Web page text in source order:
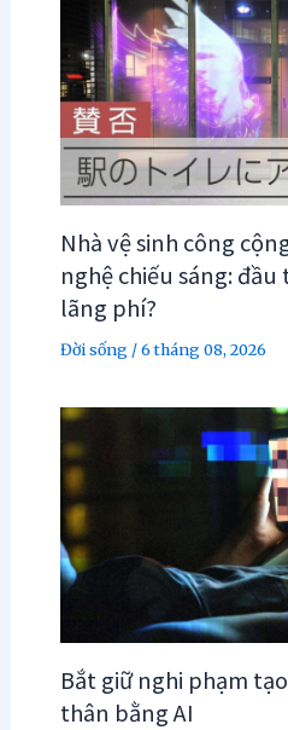
Nhà vệ sinh công
nghệ chiếu sáng: đầu
lãng phí?
Đời sống/6 tháng 08, 2026
Bắt giữ nghi phạm
thân bằng AI